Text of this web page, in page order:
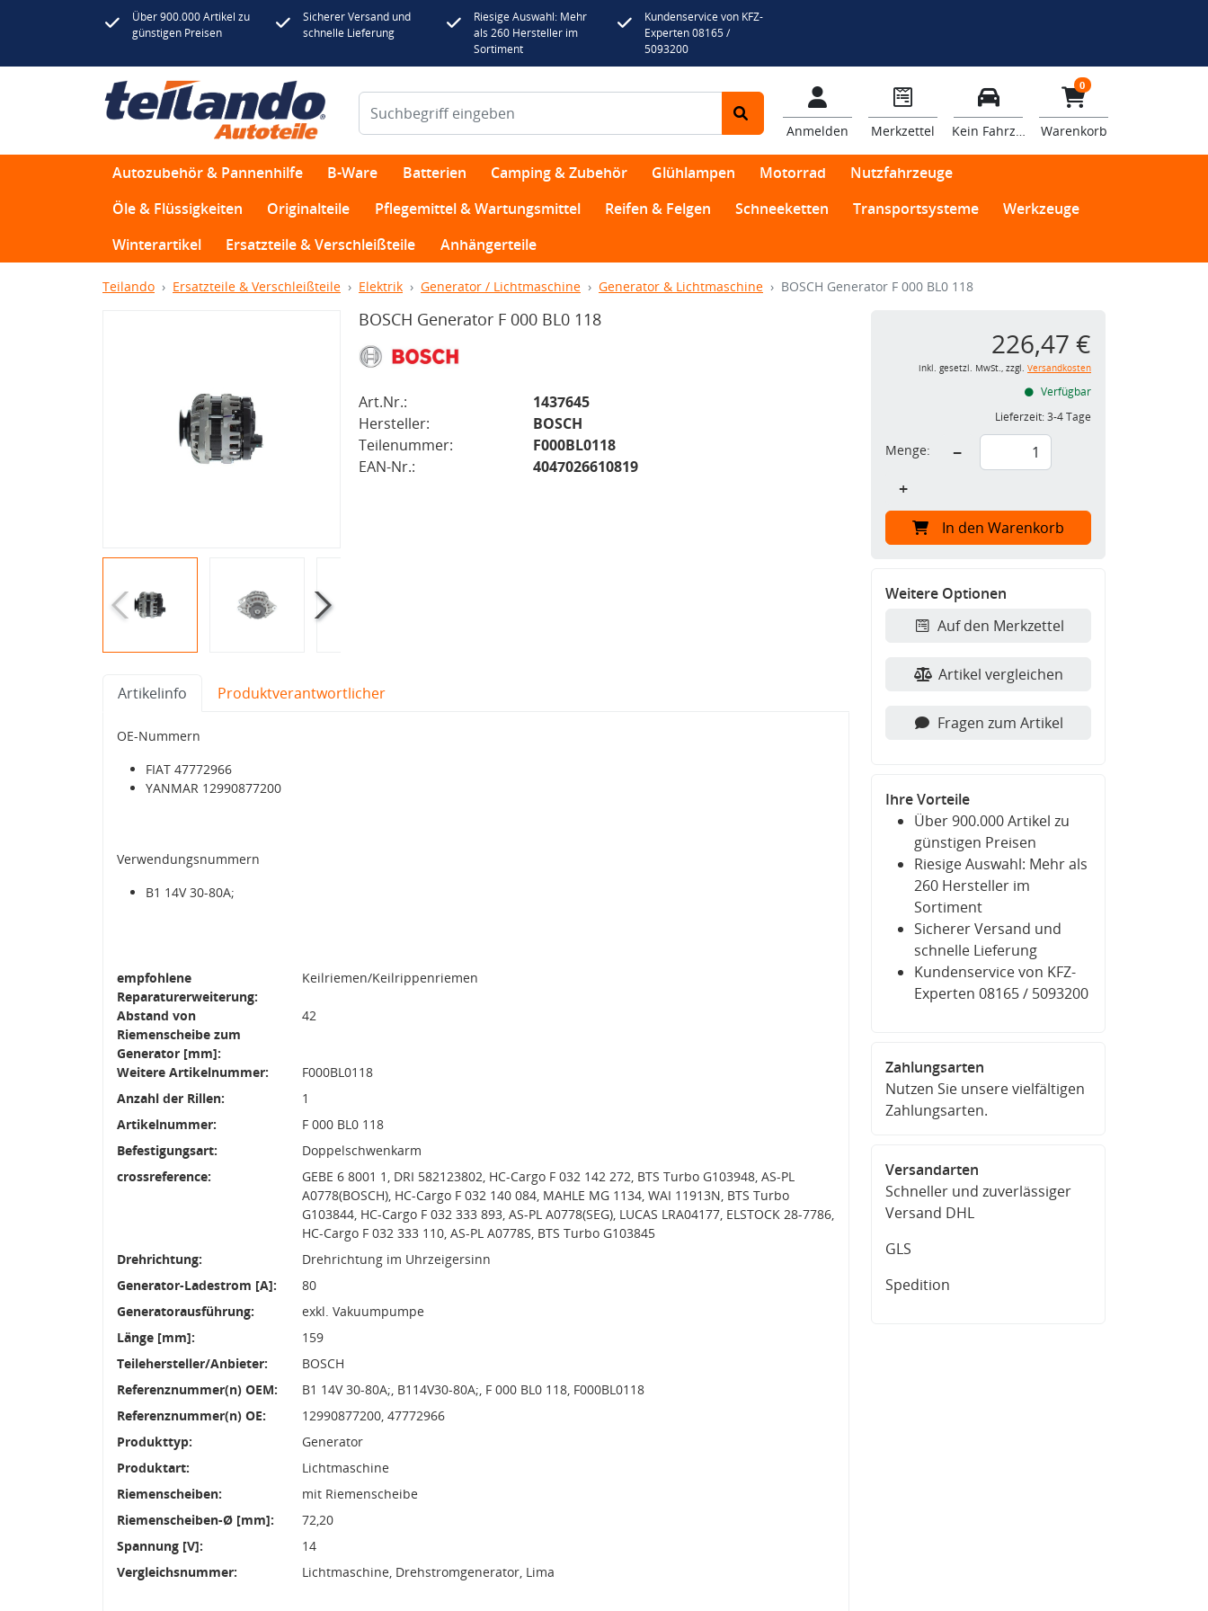
Über 900.000 Artikel zu
günstigen Preisen
Sicherer Versand und
schnelle Lieferung
Riesige Auswahl: Mehr
als 260 Hersteller im
Sortiment
Kundenservice von KFZ-
Experten 08165 /
5093200
Anmelden Merkzettel Kein Fahrzeug
0
Warenkorb
Autozubehör & Pannenhilfe B-Ware Batterien Camping & Zubehör Glühlampen Motorrad
Nutzfahrzeuge
Öle & Flüssigkeiten
Originalteile Pflegemittel & Wartungsmittel Reifen & Felgen Schneeketten Transportsysteme
Werkzeuge
Winterartikel
Ersatzteile & Verschleißteile Anhängerteile
Teilando Ersatzteile & Verschleißteile Elektrik Generator / Lichtmaschine Generator & Lichtmaschine BOSCH Generator F 000 BL0 118
BOSCH Generator F 000 BL0 118
Art.Nr.:
1437645
Hersteller:
BOSCH
Teilenummer:
F000BL0118
EAN-Nr.:
4047026610819
Artikelinfo Produktverantwortlicher
OE-Nummern
FIAT 47772966
YANMAR 12990877200
Verwendungsnummern
B1 14V 30-80A;
empfohlene
Reparaturerweiterung:
Keilriemen/Keilrippenriemen
Abstand von
Riemenscheibe zum
Generator [mm]:
42
Weitere Artikelnummer:
F000BL0118
Anzahl der Rillen:
1
Artikelnummer:
F 000 BL0 118
Befestigungsart:
Doppelschwenkarm
crossreference:
GEBE 6 8001 1, DRI 582123802, HC-Cargo F 032 142 272, BTS Turbo G103948, AS-PL
A0778(BOSCH), HC-Cargo F 032 140 084, MAHLE MG 1134, WAI 11913N, BTS Turbo
G103844, HC-Cargo F 032 333 893, AS-PL A0778(SEG), LUCAS LRA04177, ELSTOCK 28-7786,
HC-Cargo F 032 333 110, AS-PL A0778S, BTS Turbo G103845
Drehrichtung:
Drehrichtung im Uhrzeigersinn
Generator-Ladestrom [A]:
80
Generatorausführung:
exkl. Vakuumpumpe
Länge [mm]:
159
Teilehersteller/Anbieter:
BOSCH
Referenznummer(n) OEM:
B1 14V 30-80A;, B114V30-80A;, F 000 BL0 118, F000BL0118
Referenznummer(n) OE:
12990877200, 47772966
Produkttyp:
Generator
Produktart:
Lichtmaschine
Riemenscheiben:
mit Riemenscheibe
Riemenscheiben-Ø [mm]:
72,20
Spannung [V]:
14
Vergleichsnummer:
Lichtmaschine, Drehstromgenerator, Lima
226,47 €
inkl. gesetzl. MwSt., zzgl. Versandkosten
Verfügbar
Lieferzeit:3-4 Tage
Menge:
−
+
In den Warenkorb
Weitere Optionen
Auf den Merkzettel
Artikel vergleichen
Fragen zum Artikel
Ihre Vorteile
Über 900.000 Artikel zu
günstigen Preisen
Riesige Auswahl: Mehr als
260 Hersteller im
Sortiment
Sicherer Versand und
schnelle Lieferung
Kundenservice von KFZ-
Experten 08165 / 5093200
Zahlungsarten
Nutzen Sie unsere vielfältigen
Zahlungsarten.
Versandarten
Schneller und zuverlässiger
Versand DHL
GLS
Spedition